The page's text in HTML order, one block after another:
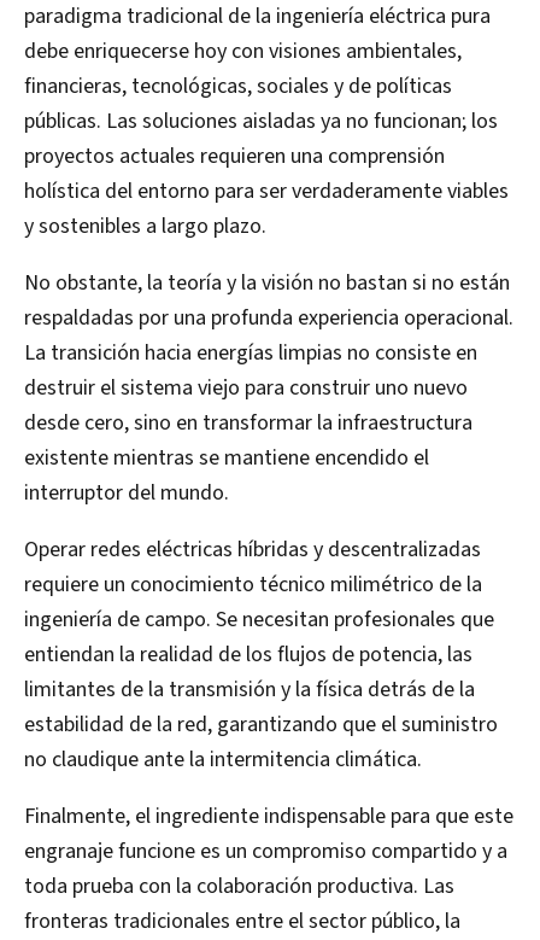
paradigma tradicional de la ingeniería eléctrica pura
debe enriquecerse hoy con visiones ambientales,
financieras, tecnológicas, sociales y de políticas
públicas. Las soluciones aisladas ya no funcionan; los
proyectos actuales requieren una comprensión
holística del entorno para ser verdaderamente viables
y sostenibles a largo plazo.
No obstante, la teoría y la visión no bastan si no están
respaldadas por una profunda experiencia operacional.
La transición hacia energías limpias no consiste en
destruir el sistema viejo para construir uno nuevo
desde cero, sino en transformar la infraestructura
existente mientras se mantiene encendido el
interruptor del mundo.
Operar redes eléctricas híbridas y descentralizadas
requiere un conocimiento técnico milimétrico de la
ingeniería de campo. Se necesitan profesionales que
entiendan la realidad de los flujos de potencia, las
limitantes de la transmisión y la física detrás de la
estabilidad de la red, garantizando que el suministro
no claudique ante la intermitencia climática.
Finalmente, el ingrediente indispensable para que este
engranaje funcione es un compromiso compartido y a
toda prueba con la colaboración productiva. Las
fronteras tradicionales entre el sector público, la